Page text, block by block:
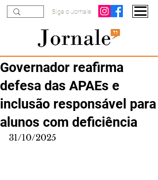
Siga o Jornale
Governador reafirma
defesa das APAEs e
inclusão responsável para
alunos com deficiência
31/10/2025